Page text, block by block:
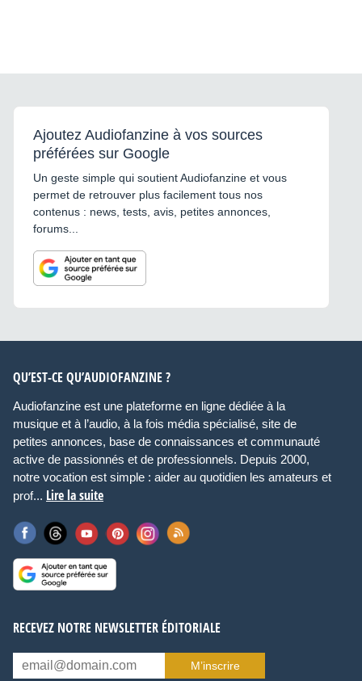
Ajoutez Audiofanzine à vos sources
préférées sur Google
Un geste simple qui soutient Audiofanzine et vous
permet de retrouver plus facilement tous nos
contenus : news, tests, avis, petites annonces,
forums...
QU’EST-CE QU’AUDIOFANZINE ?
Audiofanzine est une plateforme en ligne dédiée à la
musique et à l’audio, à la fois média spécialisé, site de
petites annonces, base de connaissances et communauté
active de passionnés et de professionnels. Depuis 2000,
notre vocation est simple : aider au quotidien les amateurs et
prof... Lire la suite
RECEVEZ NOTRE NEWSLETTER ÉDITORIALE
M’inscrire